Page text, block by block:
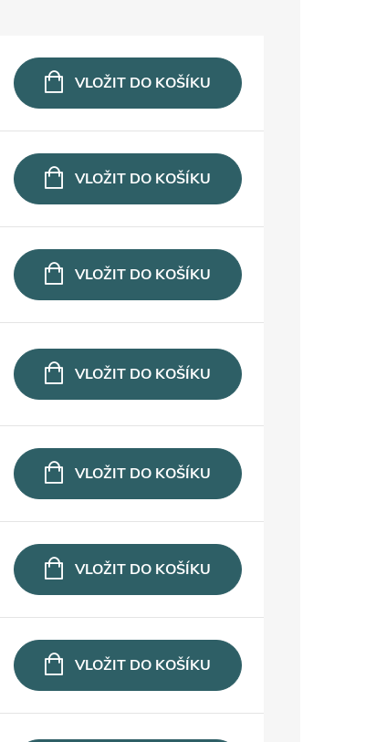
VLOŽIT DO KOŠÍKU
VLOŽIT DO KOŠÍKU
VLOŽIT DO KOŠÍKU
VLOŽIT DO KOŠÍKU
VLOŽIT DO KOŠÍKU
VLOŽIT DO KOŠÍKU
VLOŽIT DO KOŠÍKU